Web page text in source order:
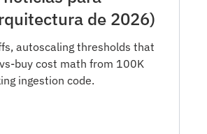
de 2026)
autoscaling thresholds that
buy cost math from 100K
ingestion code.